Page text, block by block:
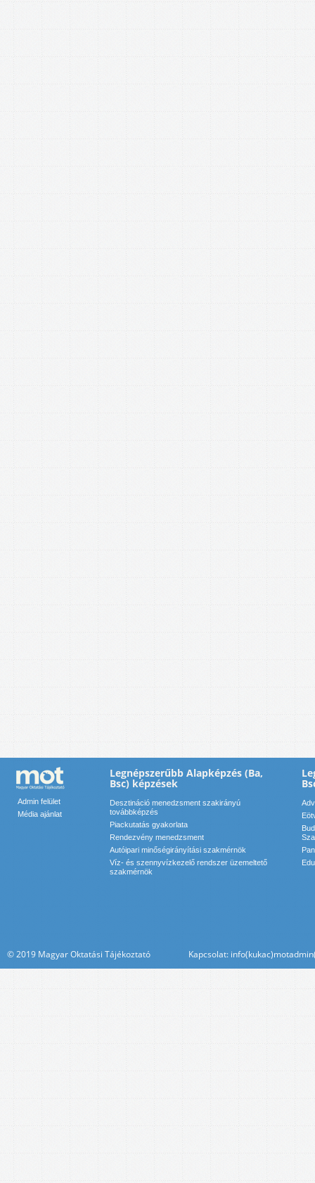
Admin felület
Média ajánlat
Legnépszerűbb Alapképzés (Ba,
Bsc) képzések
Desztináció menedzsment szakirányú
továbbképzés
Piackutatás gyakorlata
Rendezvény menedzsment
Autóipari minőségirányítási szakmérnök
Víz- és szennyvízkezelő rendszer üzemeltető
szakmérnök
© 2019 Magyar Oktatási Tájékoztató Kapcsolat: